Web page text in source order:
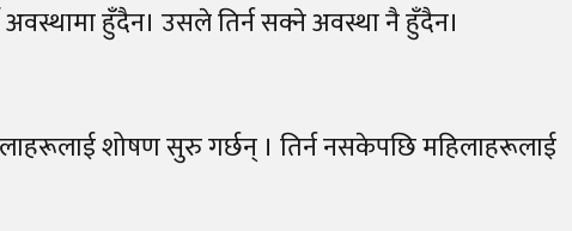
अवस्थामा हुँदैन। उसले तिर्न सक्ने अवस्था नै हुँदैन।
शोषण सुरु गर्छन् । तिर्न नसकेपछि महिलाहरूलाई